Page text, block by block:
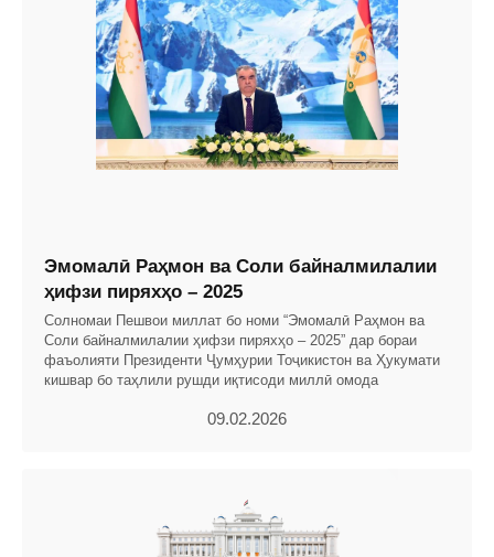
Эмомалӣ Раҳмон ва Соли байналмилалии
ҳифзи пиряхҳо – 2025
Солномаи Пешвои миллат бо номи “Эмомалӣ Раҳмон ва
Соли байналмилалии ҳифзи пиряхҳо – 2025” дар бораи
фаъолияти Президенти Ҷумҳурии Тоҷикистон ва Ҳукумати
кишвар бо таҳлили рушди иқтисоди миллӣ омода
09.02.2026